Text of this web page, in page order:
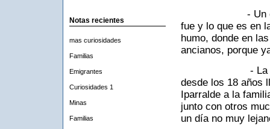
Notas recientes
mas curiosidades
Familias
Emigrantes
Curiosidades 1
Minas
Familias
- Un día
fue y lo que es en
humo, donde en
ancianos, porque
- La carta en
desde los 18 años
Iparralde a la
junto con otros
un día no muy